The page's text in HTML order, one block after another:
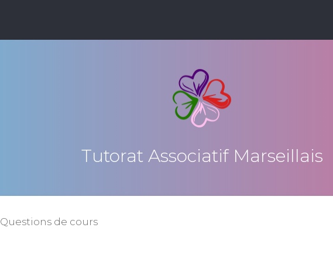
Tutorat Associatif Marseillais
Questions de cours